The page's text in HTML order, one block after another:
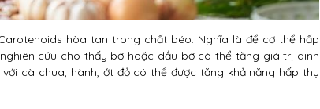
hòa tan trong chất béo. Nghĩa là để cơ thể hấp
cứu cho thấy bơ hoặc dầu bơ có thể tăng giá trị dinh
cà chua, hành, ớt đỏ có thể được tăng khả năng hấp thụ